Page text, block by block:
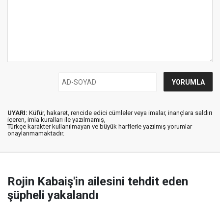
UYARI: Küfür, hakaret, rencide edici cümleler veya imalar, inançlara saldırı
içeren, imla kuralları ile yazılmamış,
Türkçe karakter kullanılmayan ve büyük harflerle yazılmış yorumlar
onaylanmamaktadır.
Rojin Kabaiş'in ailesini tehdit eden
şüpheli yakalandı